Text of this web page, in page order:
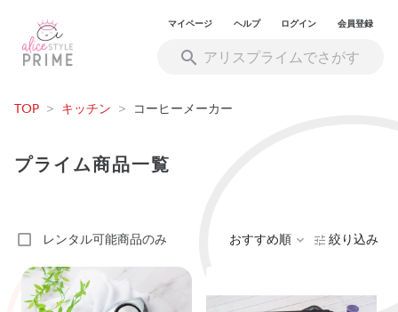
マイページ ヘルプ ログイン 会員登録
TOP > キッチン > コーヒーメーカー
プライム商品一覧
レンタル可能商品のみ おすすめ順 絞り込み